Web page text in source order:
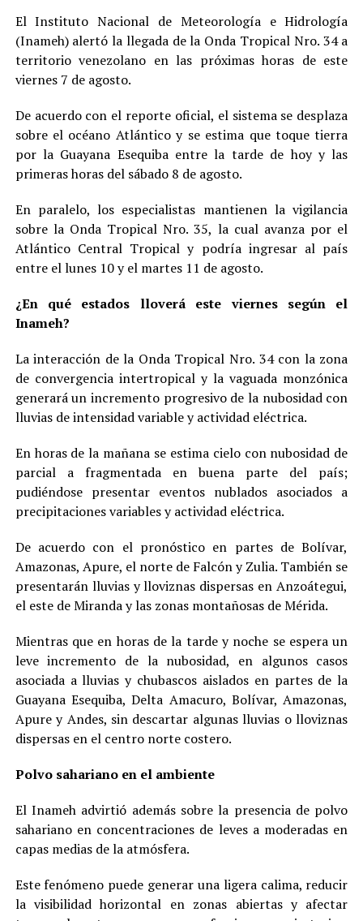
El Instituto Nacional de Meteorología e Hidrología
(Inameh) alertó la llegada de la Onda Tropical Nro. 34 a
territorio venezolano en las próximas horas de este
viernes 7 de agosto.
De acuerdo con el reporte oficial, el sistema se desplaza
sobre el océano Atlántico y se estima que toque tierra
por la Guayana Esequiba entre la tarde de hoy y las
primeras horas del sábado 8 de agosto.
En paralelo, los especialistas mantienen la vigilancia
sobre la Onda Tropical Nro. 35, la cual avanza por el
Atlántico Central Tropical y podría ingresar al país
entre el lunes 10 y el martes 11 de agosto.
¿En qué estados lloverá este viernes según el
Inameh?
La interacción de la Onda Tropical Nro. 34 con la zona
de convergencia intertropical y la vaguada monzónica
generará un incremento progresivo de la nubosidad con
lluvias de intensidad variable y actividad eléctrica.
En horas de la mañana se estima cielo con nubosidad de
parcial a fragmentada en buena parte del país;
pudiéndose presentar eventos nublados asociados a
precipitaciones variables y actividad eléctrica.
De acuerdo con el pronóstico en partes de Bolívar,
Amazonas, Apure, el norte de Falcón y Zulia. También se
presentarán lluvias y lloviznas dispersas en Anzoátegui,
el este de Miranda y las zonas montañosas de Mérida.
Mientras que en horas de la tarde y noche se espera un
leve incremento de la nubosidad, en algunos casos
asociada a lluvias y chubascos aislados en partes de la
Guayana Esequiba, Delta Amacuro, Bolívar, Amazonas,
Apure y Andes, sin descartar algunas lluvias o lloviznas
dispersas en el centro norte costero.
Polvo sahariano en el ambiente
El Inameh advirtió además sobre la presencia de polvo
sahariano en concentraciones de leves a moderadas en
capas medias de la atmósfera.
Este fenómeno puede generar una ligera calima, reducir
la visibilidad horizontal en zonas abiertas y afectar